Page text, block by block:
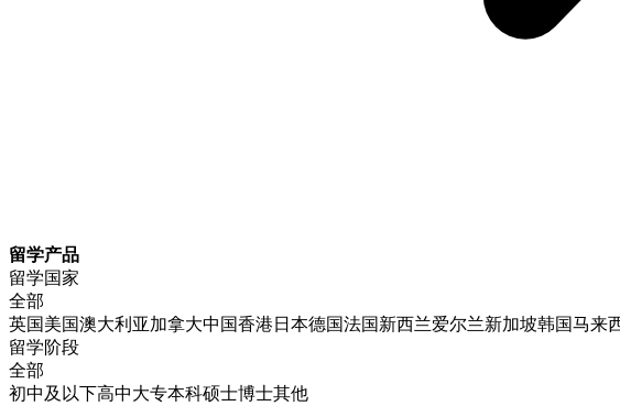
留学产品
留学国家
全部
英国美国澳大利亚加拿大中国香港 日本德国法国新西兰爱尔兰新加坡韩国马来
留学阶段
全部
初中及以下高中大专本科硕士博士其他